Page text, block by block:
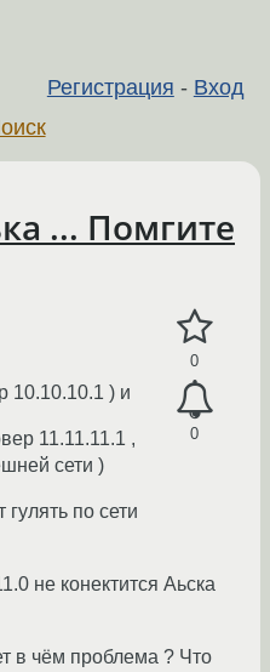
Регистрация - Вход
... Помгите
0
0
10.10.10.1 ) и
11.11.11.1 ,
сети )
по сети
не конектится Аьска
в чём проблема ? Что